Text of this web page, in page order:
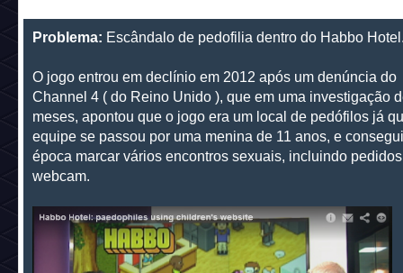
Problema: Escândalo de pedofilia dentro do Habbo
O jogo entrou em declínio em 2012 após um denúncia do
Channel 4 ( do Reino Unido ), que em uma investigação
meses, apontou que o jogo era um local de pedófilos já
equipe se passou por uma menina de 11 anos, e
época marcar vários encontros sexuais, incluindo
webcam.